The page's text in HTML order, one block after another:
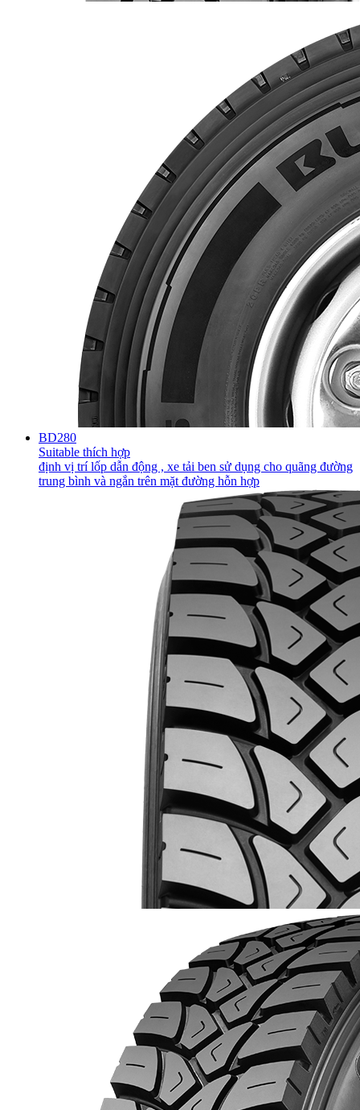
BD280
Suitable thích hợp
định vị trí lốp dẫn động , xe tải ben sử dụng cho quãng đường
trung bình và ngắn trên mặt đường hỗn hợp